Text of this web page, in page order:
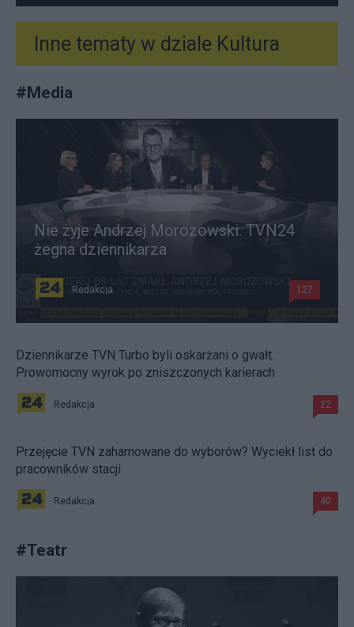
Inne tematy w dziale Kultura
#Media
Nie żyje Andrzej Morozowski. TVN24
żegna dziennikarza
Redakcja 127
Dziennikarze TVN Turbo byli oskarżani o gwałt.
Prowomocny wyrok po zniszczonych karierach
Redakcja 22
Przejęcie TVN zahamowane do wyborów? Wyciekł list do
pracowników stacji
Redakcja 40
#Teatr